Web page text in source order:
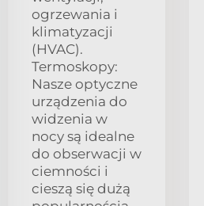
ogrzewania i
klimatyzacji
(HVAC).
Termoskopy:
Nasze optyczne
urządzenia do
widzenia w
nocy są idealne
do obserwacji w
ciemności i
cieszą się dużą